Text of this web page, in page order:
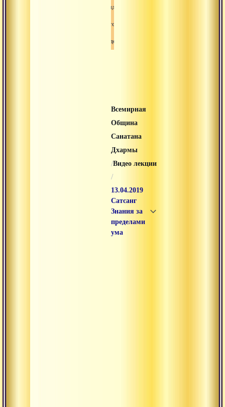
Видео
Сатсанг
Свами-вишнудевананда-гири
Всемирная
Община
Санатана
Дхармы
/Видео лекции
/
13.04.2019
Сатсанг
Знания за
пределами
ума